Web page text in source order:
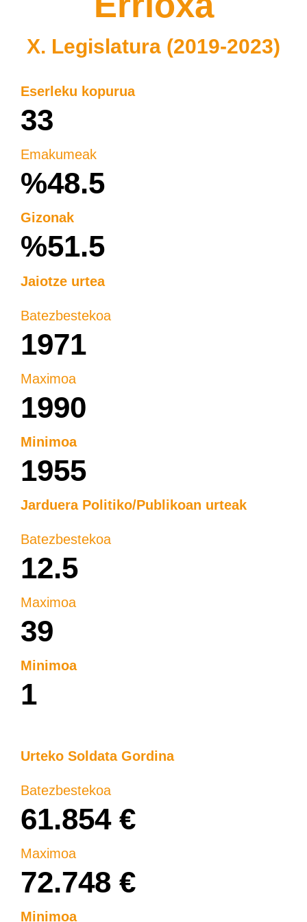
X. Legislatura (2019-2023)
Eserleku kopurua
33
Emakumeak
%48.5
Gizonak
%51.5
Jaiotze urtea
Batezbestekoa
1971
Maximoa
1990
Minimoa
1955
Jarduera Politiko/Publikoan urteak
Batezbestekoa
12.5
Maximoa
39
Minimoa
1
Urteko Soldata Gordina
Batezbestekoa
61.854 €
Maximoa
72.748 €
Minimoa